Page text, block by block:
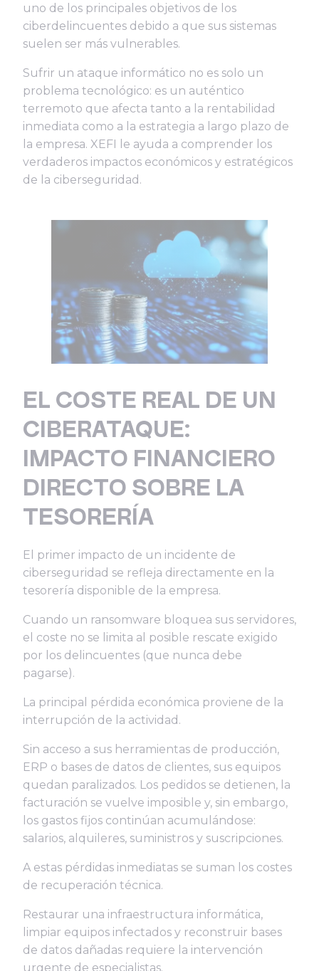
uno de los principales objetivos de los
ciberdelincuentes debido a que sus sistemas
suelen ser más vulnerables.
Sufrir un ataque informático no es solo un
problema tecnológico: es un auténtico
terremoto que afecta tanto a la rentabilidad
inmediata como a la estrategia a largo plazo de
la empresa. XEFI le ayuda a comprender los
verdaderos impactos económicos y estratégicos
de la ciberseguridad.
EL COSTE REAL DE UN
CIBERATAQUE:
IMPACTO FINANCIERO
DIRECTO SOBRE LA
TESORERÍA
El primer impacto de un incidente de
ciberseguridad se refleja directamente en la
tesorería disponible de la empresa.
Cuando un ransomware bloquea sus servidores,
el coste no se limita al posible rescate exigido
por los delincuentes (que nunca debe
pagarse).
La principal pérdida económica proviene de la
interrupción de la actividad.
Sin acceso a sus herramientas de producción,
ERP o bases de datos de clientes, sus equipos
quedan paralizados. Los pedidos se detienen, la
facturación se vuelve imposible y, sin embargo,
los gastos fijos continúan acumulándose:
salarios, alquileres, suministros y suscripciones.
A estas pérdidas inmediatas se suman los costes
de recuperación técnica.
Restaurar una infraestructura informática,
limpiar equipos infectados y reconstruir bases
de datos dañadas requiere la intervención
urgente de especialistas.